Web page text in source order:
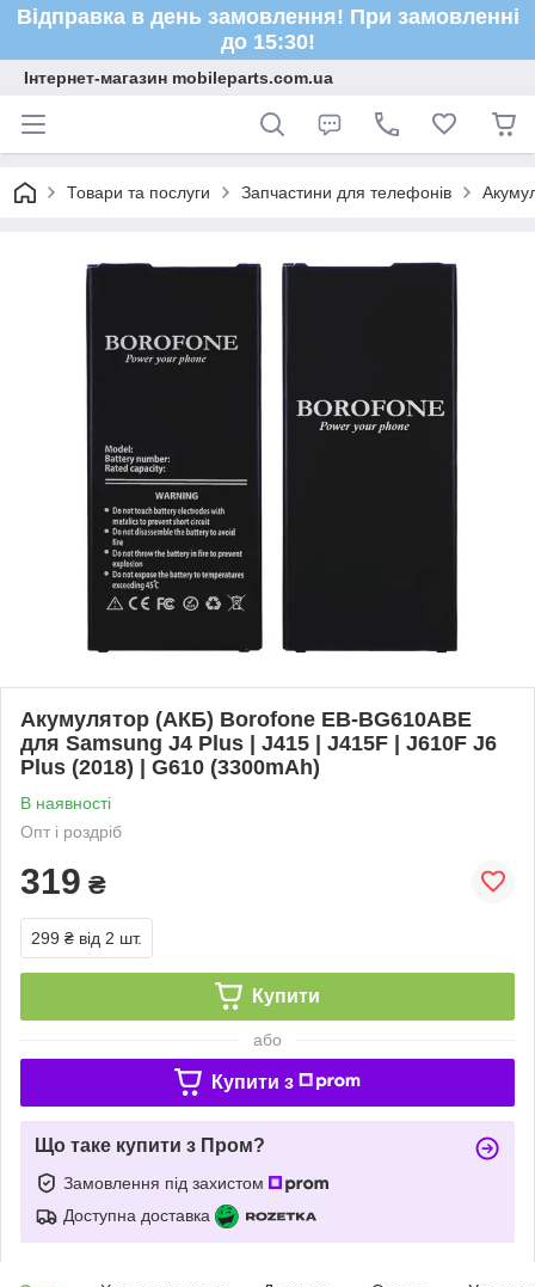
Відправка в день замовлення! При замовленні
до 15:30!
Інтернет-магазин mobileparts.com.ua
Товари та послуги Запчастини для телефонів
Акумулятор (АКБ) Borofone EB-BG610ABE
для Samsung J4 Plus | J415 | J415F | J610F J6
Plus (2018) | G610 (3300mAh)
В наявності
Опт і роздріб
319 ₴
299 ₴ від 2 шт.
Купити
або
Купити з
Що таке купити з Пром?
Замовлення під захистом
Доступна доставка